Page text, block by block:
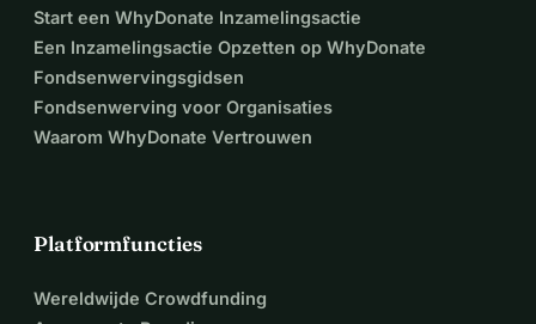
Start een WhyDonate Inzamelingsactie
Een Inzamelingsactie Opzetten op WhyDonate
Fondsenwervingsgidsen
Fondsenwerving voor Organisaties
Waarom WhyDonate Vertrouwen
Platformfuncties
Wereldwijde Crowdfunding